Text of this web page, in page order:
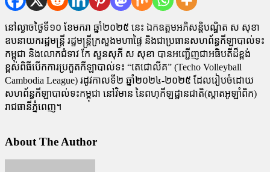
នៅល្ងាចថ្ងៃទី១០ ខែមករា ឆ្នាំ២០២៥ នេះ ឯកឧត្តមអភិសន្តិបណ្ឌិត ស សុខា
ឧបនាយករដ្ឋមន្ត្រី រដ្ឋមន្ត្រីក្រសួងមហាផ្ទៃ និងជាប្រធានសហព័ន្ធកីឡាបាល់ទះ
កម្ពុជា និងលោកជំទាវ កែ សួនសុភី ស សុខា បានអញ្ជើញជាអធិបតីដ៏ខ្ពង់
ខ្ពស់ពិធីបើកការប្រកួតកីឡាបាល់ទះ “តេជោលីគ” (Techo Volleyball
Cambodia League) រដូវកាលទី២ ឆ្នាំ២០២៤-២០២៥ ដែលរៀបចំដោយ
សហព័ន្ធកីឡាបាល់ទះកម្ពុជា នៅវិមាន នៃពហុកីឡដ្ឋានជាតិ(ស្តាតអូឡាំពិក)
រាជធានីភ្នំពេញ។
About The Author